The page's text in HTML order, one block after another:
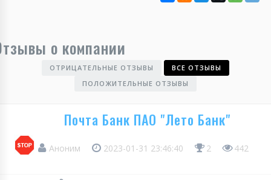
о компании
ОТРИЦАТЕЛЬНЫЕ ОТЗЫВЫ
ВСЕ ОТЗЫВЫ
ПОЛОЖИТЕЛЬНЫЕ ОТЗЫВЫ
Почта Банк ПАО "Лето Банк"
Аноним 2023-01-31 23:46:40 2 442